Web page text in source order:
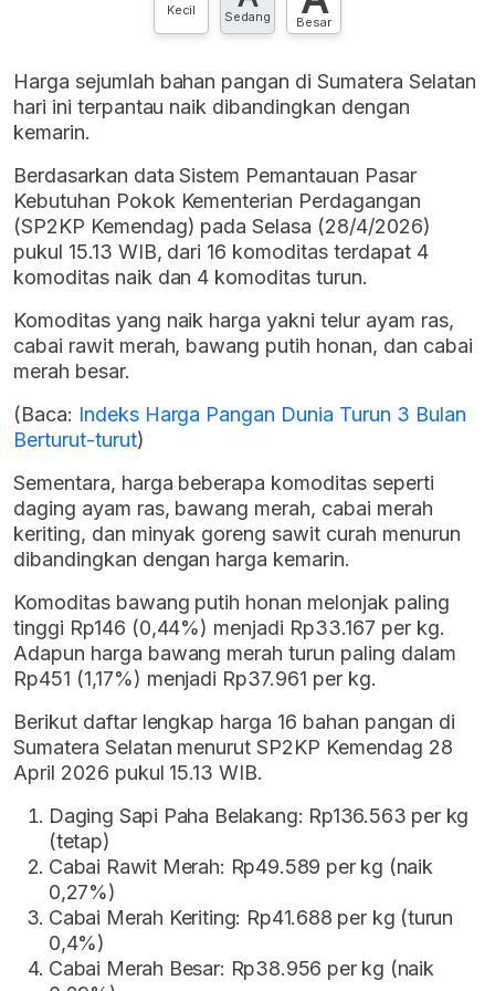
Kecil Sedang Besar
Harga sejumlah bahan pangan di Sumatera Selatan
hari ini terpantau naik dibandingkan dengan
kemarin.
Berdasarkan data Sistem Pemantauan Pasar
Kebutuhan Pokok Kementerian Perdagangan
(SP2KP Kemendag) pada Selasa (28/4/2026)
pukul 15.13 WIB, dari 16 komoditas terdapat 4
komoditas naik dan 4 komoditas turun.
Komoditas yang naik harga yakni telur ayam ras,
cabai rawit merah, bawang putih honan, dan cabai
merah besar.
(Baca: Indeks Harga Pangan Dunia Turun 3 Bulan
Berturut-turut)
Sementara, harga beberapa komoditas seperti
daging ayam ras, bawang merah, cabai merah
keriting, dan minyak goreng sawit curah menurun
dibandingkan dengan harga kemarin.
Komoditas bawang putih honan melonjak paling
tinggi Rp146 (0,44%) menjadi Rp33.167 per kg.
Adapun harga bawang merah turun paling dalam
Rp451 (1,17%) menjadi Rp37.961 per kg.
Berikut daftar lengkap harga 16 bahan pangan di
Sumatera Selatan menurut SP2KP Kemendag 28
April 2026 pukul 15.13 WIB.
Daging Sapi Paha Belakang: Rp136.563 per kg
(tetap)
Cabai Rawit Merah: Rp49.589 per kg (naik
0,27%)
Cabai Merah Keriting: Rp41.688 per kg (turun
0,4%)
Cabai Merah Besar: Rp38.956 per kg (naik